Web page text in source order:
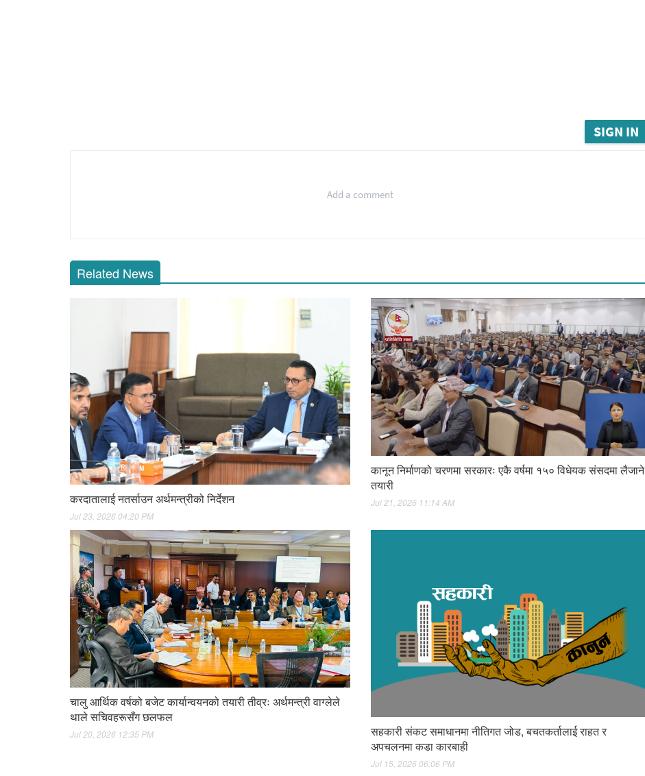
SIGN IN
Add a comment
Related News
करदातालाई नतर्साउन अर्थमन्त्रीको निर्देशन
Jul 23, 2026 04:20 PM
कानून निर्माणको चरणमा सरकारः एकै वर्षमा १५० विधेयक संसदमा लैजाने
तयारी
Jul 21, 2026 11:14 AM
चालु आर्थिक वर्षको बजेट कार्यान्वयनको तयारी तीव्रः अर्थमन्त्री वाग्लेले
थाले सचिवहरूसँग छलफल
Jul 20, 2026 12:35 PM
सहकारी संकट समाधानमा नीतिगत जोड, बचतकर्तालाई राहत र
अपचलनमा कडा कारबाही
Jul 15, 2026 06:06 PM